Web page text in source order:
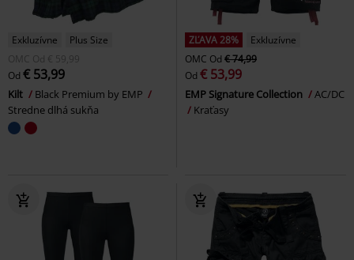
Exkluzívne
Plus Size
OMC Od € 59,99
Od € 53,99
Kilt
Black Premium by EMP
Stredne dlhá sukňa
ZĽAVA 28%
Exkluzívne
OMC Od € 74,99
Od € 53,99
EMP Signature Collection
AC/DC
Kraťasy